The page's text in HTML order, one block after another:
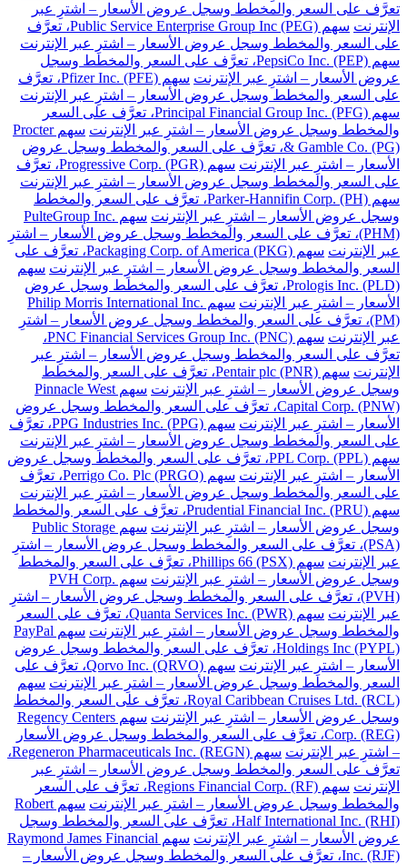
تعرَّف على السعر والمخطط وسجل عروض الأسعار – اشترِ عبر
الإنترنت
سهم Public Service Enterprise Group Inc (PEG)، تعرَّف
على السعر والمخطط وسجل عروض الأسعار – اشترِ عبر الإنترنت
سهم PepsiCo Inc. (PEP)، تعرَّف على السعر والمخطط وسجل
عروض الأسعار – اشترِ عبر الإنترنت
سهم Pfizer Inc. (PFE)، تعرَّف
على السعر والمخطط وسجل عروض الأسعار – اشترِ عبر الإنترنت
سهم Principal Financial Group Inc. (PFG)، تعرَّف على السعر
والمخطط وسجل عروض الأسعار – اشترِ عبر الإنترنت
سهم Procter
& Gamble Co. (PG)، تعرَّف على السعر والمخطط وسجل عروض
الأسعار – اشترِ عبر الإنترنت
سهم Progressive Corp. (PGR)، تعرَّف
على السعر والمخطط وسجل عروض الأسعار – اشترِ عبر الإنترنت
سهم Parker-Hannifin Corp. (PH)، تعرَّف على السعر والمخطط
وسجل عروض الأسعار – اشترِ عبر الإنترنت
سهم PulteGroup Inc.
(PHM)، تعرَّف على السعر والمخطط وسجل عروض الأسعار – اشترِ
عبر الإنترنت
سهم Packaging Corp. of America (PKG)، تعرَّف على
السعر والمخطط وسجل عروض الأسعار – اشترِ عبر الإنترنت سهم
Prologis Inc. (PLD)، تعرَّف على السعر والمخطط وسجل عروض
الأسعار – اشترِ عبر الإنترنت
سهم Philip Morris International Inc.
(PM)، تعرَّف على السعر والمخطط وسجل عروض الأسعار – اشترِ
عبر الإنترنت
سهم PNC Financial Services Group Inc. (PNC)،
تعرَّف على السعر والمخطط وسجل عروض الأسعار – اشترِ عبر
الإنترنت
سهم Pentair plc (PNR)، تعرَّف على السعر والمخطط
وسجل عروض الأسعار – اشترِ عبر الإنترنت
سهم Pinnacle West
Capital Corp. (PNW)، تعرَّف على السعر والمخطط وسجل عروض
الأسعار – اشترِ عبر الإنترنت
سهم PPG Industries Inc. (PPG)، تعرَّف
على السعر والمخطط وسجل عروض الأسعار – اشترِ عبر الإنترنت
سهم PPL Corp. (PPL)، تعرَّف على السعر والمخطط وسجل عروض
الأسعار – اشترِ عبر الإنترنت
سهم Perrigo Co. Plc (PRGO)، تعرَّف
على السعر والمخطط وسجل عروض الأسعار – اشترِ عبر الإنترنت
سهم Prudential Financial Inc. (PRU)، تعرَّف على السعر والمخطط
وسجل عروض الأسعار – اشترِ عبر الإنترنت
سهم Public Storage
(PSA)، تعرَّف على السعر والمخطط وسجل عروض الأسعار – اشترِ
عبر الإنترنت
سهم Phillips 66 (PSX)، تعرَّف على السعر والمخطط
وسجل عروض الأسعار – اشترِ عبر الإنترنت
سهم PVH Corp.
(PVH)، تعرَّف على السعر والمخطط وسجل عروض الأسعار – اشترِ
عبر الإنترنت
سهم Quanta Services Inc. (PWR)، تعرَّف على السعر
والمخطط وسجل عروض الأسعار – اشترِ عبر الإنترنت
سهم PayPal
Holdings Inc (PYPL)، تعرَّف على السعر والمخطط وسجل عروض
الأسعار – اشترِ عبر الإنترنت
سهم Qorvo Inc. (QRVO)، تعرَّف على
السعر والمخطط وسجل عروض الأسعار – اشترِ عبر الإنترنت سهم
Royal Caribbean Cruises Ltd. (RCL)، تعرَّف على السعر والمخطط
وسجل عروض الأسعار – اشترِ عبر الإنترنت
سهم Regency Centers
Corp. (REG)، تعرَّف على السعر والمخطط وسجل عروض الأسعار
– اشترِ عبر الإنترنت
سهم Regeneron Pharmaceuticals Inc. (REGN)،
تعرَّف على السعر والمخطط وسجل عروض الأسعار – اشترِ عبر
الإنترنت
سهم Regions Financial Corp. (RF)، تعرَّف على السعر
والمخطط وسجل عروض الأسعار – اشترِ عبر الإنترنت
سهم Robert
Half International Inc. (RHI)، تعرَّف على السعر والمخطط وسجل
عروض الأسعار – اشترِ عبر الإنترنت
سهم Raymond James Financial
Inc. (RJF)، تعرَّف على السعر والمخطط وسجل عروض الأسعار –